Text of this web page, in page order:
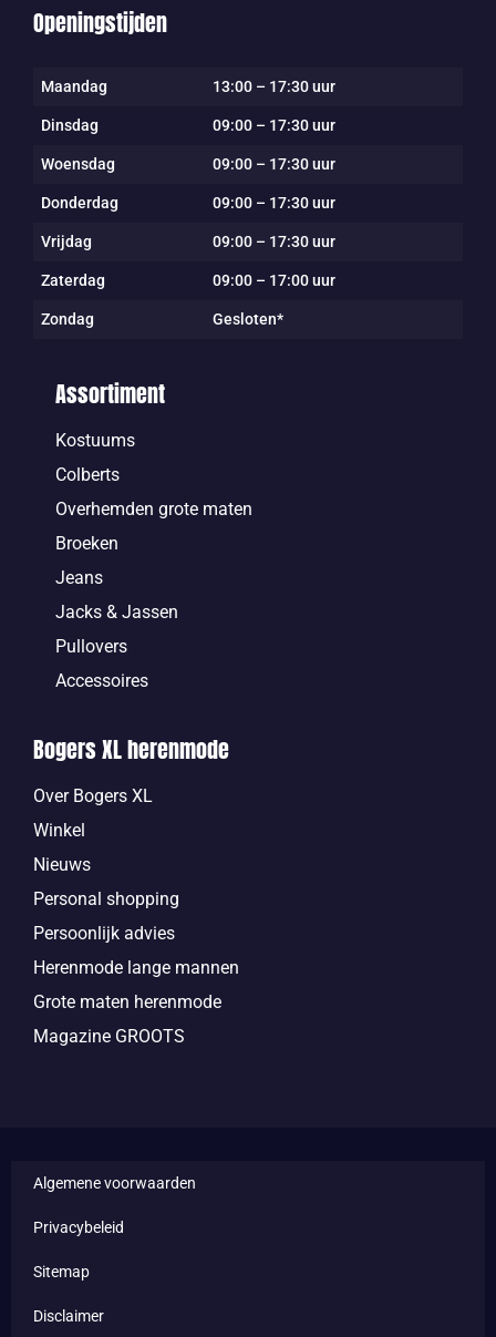
Openingstijden
Maandag 13:00 – 17:30 uur
Dinsdag 09:00 – 17:30 uur
Woensdag 09:00 – 17:30 uur
Donderdag 09:00 – 17:30 uur
Vrijdag 09:00 – 17:30 uur
Zaterdag 09:00 – 17:00 uur
Zondag Gesloten*
Assortiment
Kostuums
Colberts
Overhemden grote maten
Broeken
Jeans
Jacks & Jassen
Pullovers
Accessoires
Bogers XL herenmode
Over Bogers XL
Winkel
Nieuws
Personal shopping
Persoonlijk advies
Herenmode lange mannen
Grote maten herenmode
Magazine GROOTS
Algemene voorwaarden
Privacybeleid
Sitemap
Disclaimer